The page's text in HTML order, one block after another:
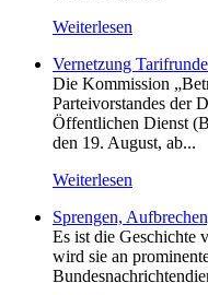
Weiterlesen
Vernetzung
Die Kommission
Parteivorstandes der
Öffentlichen Dienst
den 19. August, ab...
Weiterlesen
Sprengen,
Es ist die Geschichte
wird sie an